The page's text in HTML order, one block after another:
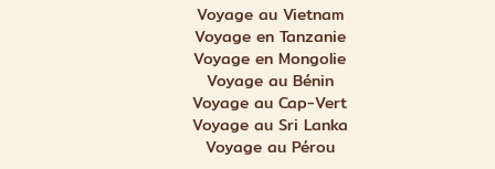
Voyage au Vietnam
Voyage en Tanzanie
Voyage en Mongolie
Voyage au Bénin
Voyage au Cap-Vert
Voyage au Sri Lanka
Voyage au Pérou